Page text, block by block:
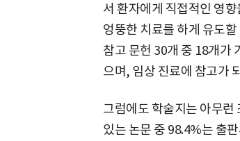
서 환자에게 직접적인 영
엉뚱한 치료를 하게 유도
참고 문헌 30개 중 18개가
으며, 임상 진료에 참고가
그럼에도 학술지는 아무런
있는 논문 중 98.4%는 출